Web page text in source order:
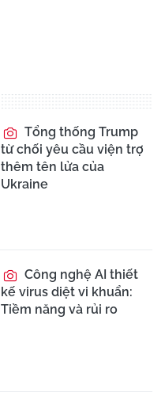
Tổng thống Trump
từ chối yêu cầu viện trợ
thêm tên lửa của
Ukraine
Công nghệ AI thiết
kế virus diệt vi khuẩn:
Tiềm năng và rủi ro